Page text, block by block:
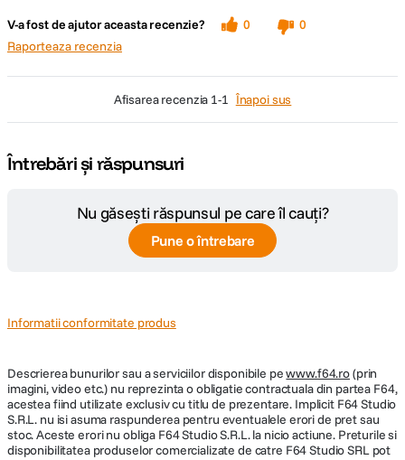
V-a fost de ajutor aceasta recenzie? 0
0
Raporteaza recenzia
afisarea recenzia 1-1 Înapoi sus
Întrebări și răspunsuri
Nu găsești răspunsul pe care îl cauți?
Pune o întrebare
Informatii conformitate produs
Descrierea bunurilor sau a serviciilor disponibile pewww.f64.ro(prin
imagini, video etc.) nu reprezinta o obligatie contractuala din partea F64,
acestea fiind utilizate exclusiv cu titlu de prezentare. Implicit F64 Studio
S.R.L. nu isi asuma raspunderea pentru eventualele erori de pret sau
stoc. Aceste erori nu obliga F64 Studio S.R.L. la nicio actiune. Preturile si
disponibilitatea produselor comercializate de catre F64 Studio SRL pot